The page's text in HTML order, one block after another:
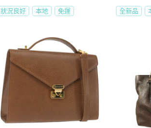
狀況良好 本地 免運 全新品